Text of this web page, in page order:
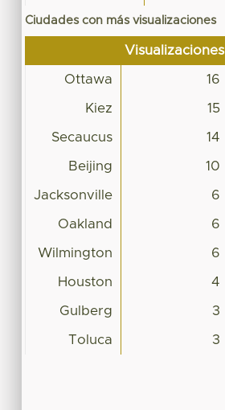
Ciudades con más visualizaciones
Visualizaciones
Ottawa 16
Kiez 15
Secaucus 14
Beijing 10
Jacksonville 6
Oakland 6
Wilmington 6
Houston 4
Gulberg 3
Toluca 3